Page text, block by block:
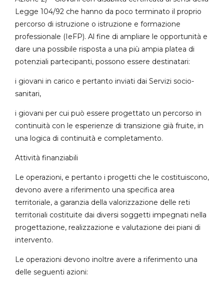
Legge 104/92 che hanno da poco terminato il proprio
percorso di istruzione o istruzione e formazione
professionale (IeFP). Al fine di ampliare le opportunità e
dare una possibile risposta a una più ampia platea di
potenziali partecipanti, possono essere destinatari:
i giovani in carico e pertanto inviati dai Servizi socio-
sanitari,
i giovani per cui può essere progettato un percorso in
continuità con le esperienze di transizione già fruite, in
una logica di continuità e completamento.
Attività finanziabili
Le operazioni, e pertanto i progetti che le costituiscono,
devono avere a riferimento una specifica area
territoriale, a garanzia della valorizzazione delle reti
territoriali costituite dai diversi soggetti impegnati nella
progettazione, realizzazione e valutazione dei piani di
intervento.
Le operazioni devono inoltre avere a riferimento una
delle seguenti azioni: